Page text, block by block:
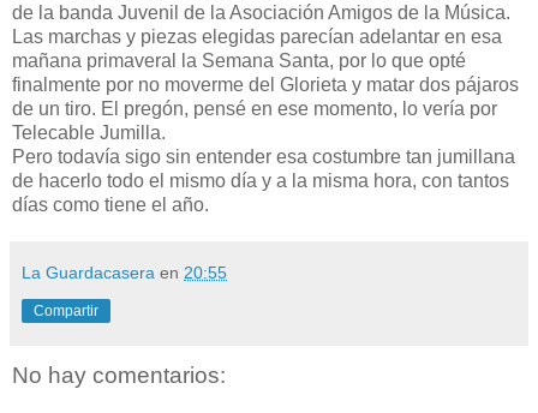
de la banda Juvenil de la Asociación Amigos de la Música.
Las marchas y piezas elegidas parecían adelantar en esa
mañana primaveral la Semana Santa, por lo que opté
finalmente por no moverme del Glorieta y matar dos pájaros
de un tiro. El pregón, pensé en ese momento, lo vería por
Telecable Jumilla.
Pero todavía sigo sin entender esa costumbre tan jumillana
de hacerlo todo el mismo día y a la misma hora, con tantos
días como tiene el año.
La Guardacasera en 20:55
Compartir
No hay comentarios: